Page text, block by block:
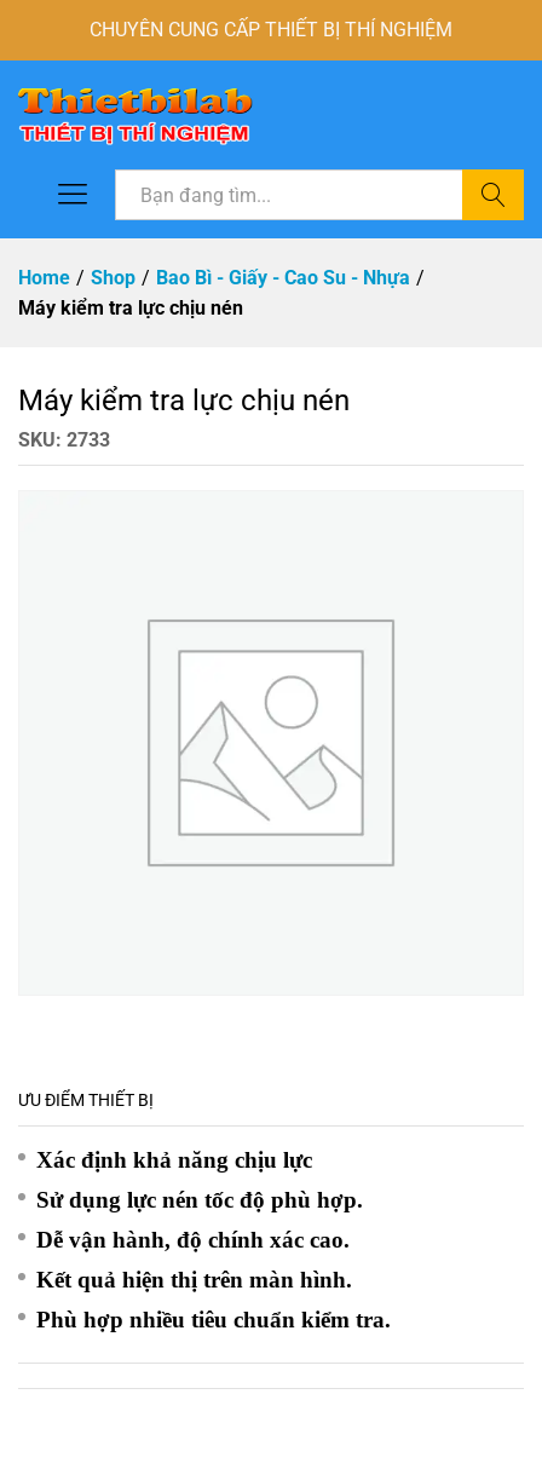
CHUYÊN CUNG CẤP THIẾT BỊ THÍ NGHIỆM
Tìm
Home / Shop / Bao Bì - Giấy - Cao Su - Nhựa /
Máy kiểm tra lực chịu nén
Máy kiểm tra lực chịu nén
SKU: 2733
ƯU ĐIỂM THIẾT BỊ
Xác định khả năng chịu lực
Sử dụng lực nén tốc độ phù hợp.
Dễ vận hành, độ chính xác cao.
Kết quả hiện thị trên màn hình.
Phù hợp nhiều tiêu chuẩn kiểm tra.